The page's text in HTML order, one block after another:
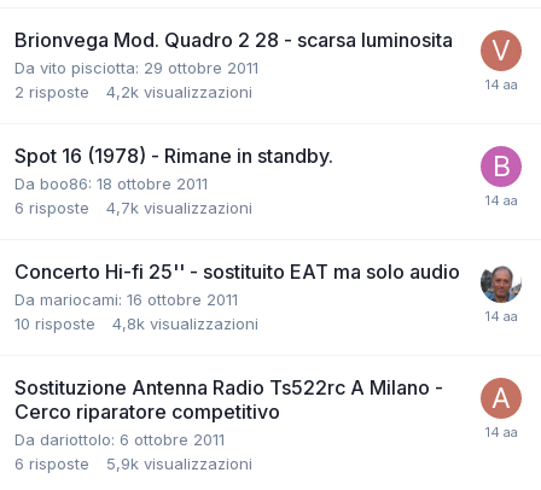
Brionvega Mod. Quadro 2 28 - scarsa luminosita
Da vito pisciotta: 29 ottobre 2011
2 risposte 4,2k visualizzazioni
Spot 16 (1978) - Rimane in standby.
Da boo86: 18 ottobre 2011
6 risposte 4,7k visualizzazioni
Concerto Hi-fi 25'' - sostituito EAT ma solo audio
Da mariocami: 16 ottobre 2011
10 risposte 4,8k visualizzazioni
Sostituzione Antenna Radio Ts522rc A Milano -
Cerco riparatore competitivo
Da dariottolo: 6 ottobre 2011
6 risposte 5,9k visualizzazioni